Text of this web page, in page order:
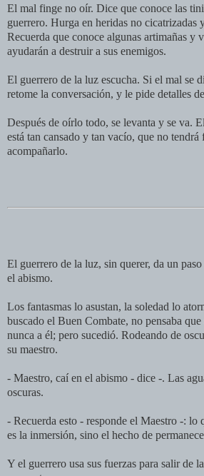
El mal finge no oír. Dice que conoce las
guerrero. Hurga en heridas no cicatrizadas
Recuerda que conoce algunas artimañas y
ayudarán a destruir a sus enemigos.
El guerrero de la luz escucha. Si el mal se
retome la conversación, y le pide detalles
Después de oírlo todo, se levanta y se va.
está tan cansado y tan vacío, que no tendrá
acompañarlo.
El guerrero de la luz, sin querer, da un
el abismo.
Los fantasmas lo asustan, la soledad lo
buscado el Buen Combate, no pensaba
nunca a él; pero sucedió. Rodeando de
su maestro.
- Maestro, caí en el abismo - dice -. Las
oscuras.
- Recuerda esto - responde el Maestro -: lo
es la inmersión, sino el hecho de
Y el guerrero usa sus fuerzas para salir de